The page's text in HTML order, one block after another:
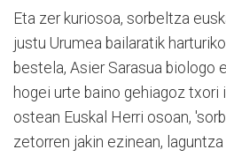
Eta zer kuriosoa, sorbeltza
justu Urumea bailaratik
bestela, Asier Sarasua biologo
hogei urte baino gehiagoz txori
ostean Euskal Herri osoan,
zetorren jakin ezinean,